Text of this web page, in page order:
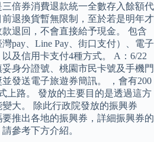
倍券消費退款統一全數存入餘額代
退換貨暫無限制，至於若是明年才
退回，不會直接給予現金。 包含
pay、Line Pay、街口支付）、電子
及信用卡支付4種方式。 A：6/22
身分證號、桃園市民卡號及手機門
發送電子旅遊券簡訊。 ，會有200
上路。 發放的主要目的是透過這方
大。 除此行政院發放的振興券
推出各地的振興券，詳細振興券的
參考下方介紹。